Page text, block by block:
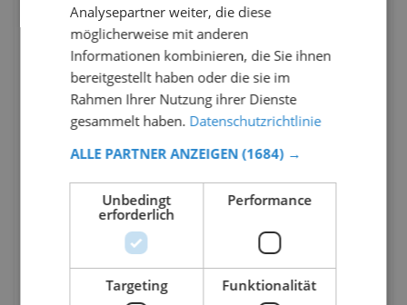
Analysepartner weiter, die diese
möglicherweise mit anderen
Informationen kombinieren, die Sie ihnen
bereitgestellt haben oder die sie im
Rahmen Ihrer Nutzung ihrer Dienste
gesammelt haben. Datenschutzrichtlinie
ALLE PARTNER ANZEIGEN (1684) →
Unbedingt
erforderlich
Performance
Targeting Funktionalität